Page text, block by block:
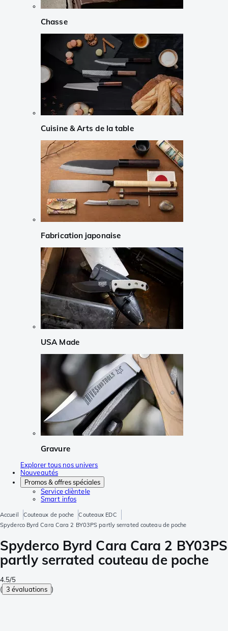
Chasse
Cuisine & Arts de la table
Fabrication japonaise
USA Made
Gravure
Explorer tous nos univers
Nouveautés
Promos & offres spéciales
Service clièntele
Smart infos
Accueil Couteaux de poche
Couteaux EDC
Spyderco Byrd Cara Cara 2 BY03PS partly serrated couteau de poche
Spyderco Byrd Cara Cara 2 BY03PS
partly serrated couteau de poche
4.5/5
( 3 évaluations )